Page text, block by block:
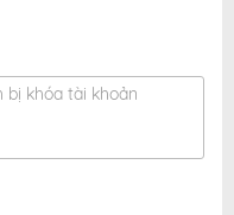
bị khóa tài khoản